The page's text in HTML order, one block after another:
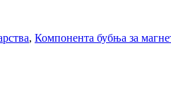
, Компонента бубња за